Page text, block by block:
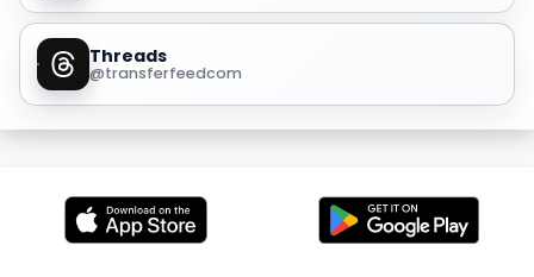
Threads
@transferfeedcom